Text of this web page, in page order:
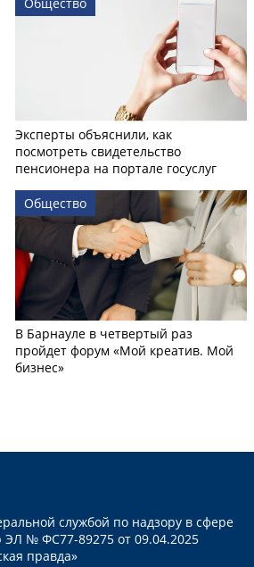
Общество
Эксперты объяснили, как
посмотреть свидетельство
пенсионера на портале госуслуг
Общество
В Барнауле в четвертый раз
пройдет форум «Мой креатив. Мой
бизнес»
службой по надзору в сфере
№ ФС77-89275 от 09.04.2025
правда»